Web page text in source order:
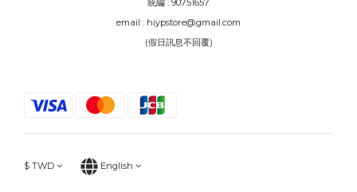
email : hiypstore@gmail.com
(假日訊息不回覆)
$ TWD English